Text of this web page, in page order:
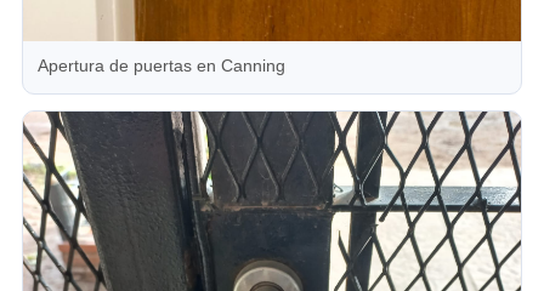
Apertura de puertas en Canning